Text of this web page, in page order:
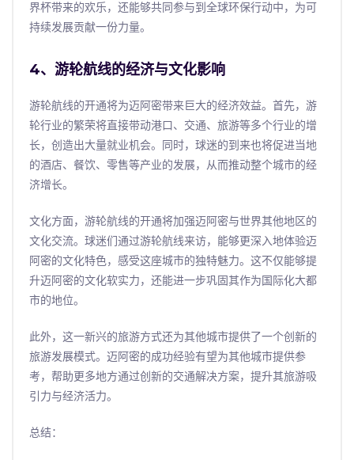
界杯带来的欢乐，还能够共同参与到全球环保行动中，为可
持续发展贡献一份力量。
4、游轮航线的经济与文化影响
游轮航线的开通将为迈阿密带来巨大的经济效益。首先，游
轮行业的繁荣将直接带动港口、交通、旅游等多个行业的增
长，创造出大量就业机会。同时，球迷的到来也将促进当地
的酒店、餐饮、零售等产业的发展，从而推动整个城市的经
济增长。
文化方面，游轮航线的开通将加强迈阿密与世界其他地区的
文化交流。球迷们通过游轮航线来访，能够更深入地体验迈
阿密的文化特色，感受这座城市的独特魅力。这不仅能够提
升迈阿密的文化软实力，还能进一步巩固其作为国际化大都
市的地位。
此外，这一新兴的旅游方式还为其他城市提供了一个创新的
旅游发展模式。迈阿密的成功经验有望为其他城市提供参
考，帮助更多地方通过创新的交通解决方案，提升其旅游吸
引力与经济活力。
总结：